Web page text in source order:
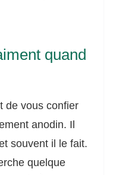
quand
de vous confier
anodin. Il
souvent il le fait.
quelque